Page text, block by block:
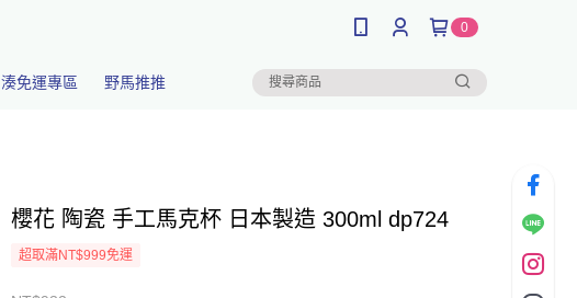
0
湊免運專區 野馬推推
櫻花 陶瓷 手工馬克杯 日本製造 300ml dp724
超取滿NT$999免運